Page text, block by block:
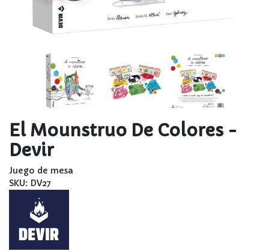
El Mounstruo De Colores -
Devir
Juego de mesa
SKU: DV27